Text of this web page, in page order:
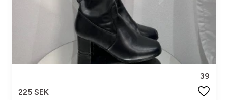
39
225 SEK